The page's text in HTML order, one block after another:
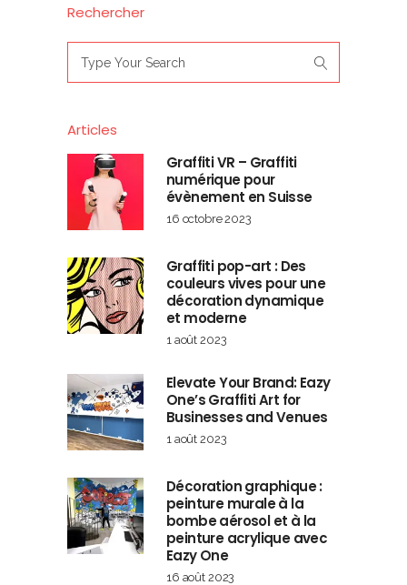
Rechercher
for:
Articles
Graffiti VR – Graffiti
numérique pour
évènement en Suisse
16 octobre 2023
Graffiti pop-art : Des
couleurs vives pour une
décoration dynamique
et moderne
1 août 2023
Elevate Your Brand: Eazy
One’s Graffiti Art for
Businesses and Venues
1 août 2023
Décoration graphique :
peinture murale à la
bombe aérosol et à la
peinture acrylique avec
Eazy One
16 août 2023